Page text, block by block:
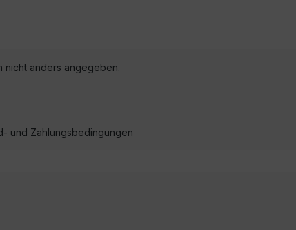
nicht anders angegeben.
und Zahlungsbedingungen